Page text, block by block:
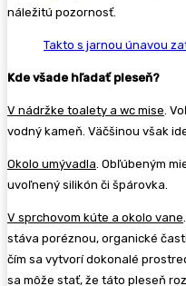
náležitú pozornosť.
Takto s jarnou únavou
Kde všade hľadať pleseň?
V nádržke toalety a wc mise.
vodný kameň. Väčšinou však
Okolo umývadla. Obľúbeným
uvoľnený silikón či špárovka.
V sprchovom kúte a okolo vane
stáva poréznou, organické
čím sa vytvorí dokonalé
sa môže stať, že táto pleseň